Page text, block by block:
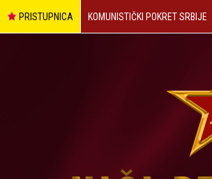
PRISTUPNICA KOMUNISTIČKI POKRET SRBIJE